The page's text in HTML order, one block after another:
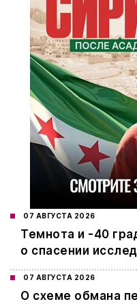
07 АВГУСТА 2026
Темнота и -40
о спасении
07 АВГУСТА 2026
О схеме обмана